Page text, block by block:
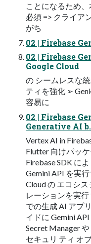
ことになるため
必須 => クライア
がち
02 | Firebase
02 | Firebase
Google Cloud
の シームレスな
ティを強化 ➢
容易に
02 | Firebase
Generative AI b.
Vertex AI in
Flutter 向けパッ
Firebase SDK に
Gemini API を実
Cloud の エコシ
レーションを実
での生成 AI アプ
イドに Gemini
Secret Manager
セキュリ ティ オ